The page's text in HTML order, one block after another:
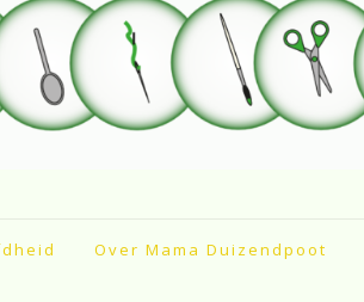
Over Mama Duizendpoot